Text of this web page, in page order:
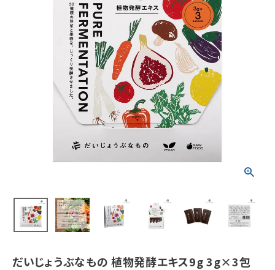
美容・コスメ・香水
だいじょうぶなもの 植物発酵エキス9g 3g×3包